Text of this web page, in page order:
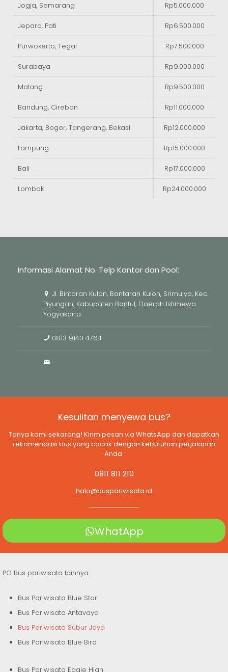
Jogja, Semarang Rp5.000.000
Jepara, Pati Rp6.500.000
Purwokerto, Tegal Rp7.500.000
Surabaya Rp9.000.000
Malang Rp9.500.000
Bandung, Cirebon Rp11.000.000
Jakarta, Bogor, Tangerang, Bekasi Rp12.000.000
Lampung Rp15.000.000
Bali Rp17.000.000
Lombok Rp24.000.000
Informasi Alamat No. Telp Kantor dan Pool:
Jl. Bintaran Kulon, Bantaran Kulon, Srimulyo, Kec.
Piyungan, Kabupaten Bantul, Daerah Istimewa
Yogyakarta
0813 9143 4764
-
Kesulitan menyewa bus?
Tanya kami sekarang! Kirim pesan via WhatsApp dan dapatkan
rekomendasi bus yang cocok dengan kebutuhan perjalanan
Anda.
0811 811 210
halo@buspariwisata.id
WhatApp
PO Bus pariwisata lainnya:
Bus Pariwisata Blue Star
Bus Pariwisata Antavaya
Bus Pariwisata Subur Jaya
Bus Pariwisata Blue Bird
Bus Pariwisata Eagle High